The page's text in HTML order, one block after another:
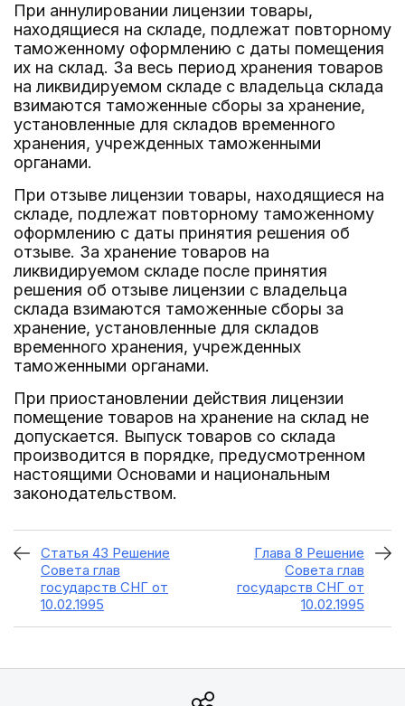
При аннулировании лицензии товары,
находящиеся на складе, подлежат повторному
таможенному оформлению с даты помещения
их на склад. За весь период хранения товаров
на ликвидируемом складе с владельца склада
взимаются таможенные сборы за хранение,
установленные для складов временного
хранения, учрежденных таможенными
органами.
При отзыве лицензии товары, находящиеся на
складе, подлежат повторному таможенному
оформлению с даты принятия решения об
отзыве. За хранение товаров на
ликвидируемом складе после принятия
решения об отзыве лицензии с владельца
склада взимаются таможенные сборы за
хранение, установленные для складов
временного хранения, учрежденных
таможенными органами.
При приостановлении действия лицензии
помещение товаров на хранение на склад не
допускается. Выпуск товаров со склада
производится в порядке, предусмотренном
настоящими Основами и национальным
законодательством.
Статья 43 Решение
Совета глав
государств СНГ от
10.02.1995
Глава 8 Решение
Совета глав
государств СНГ от
10.02.1995